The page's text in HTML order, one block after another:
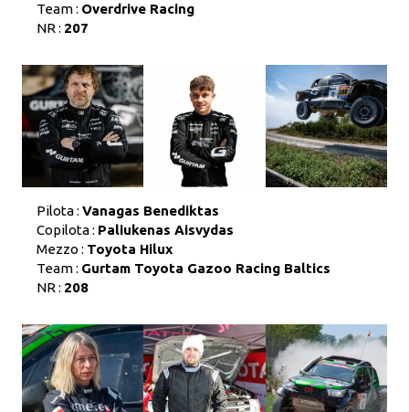
Team : Overdrive Racing
NR : 207
Pilota : Vanagas Benediktas
Copilota : Paliukenas Aisvydas
Mezzo : Toyota Hilux
Team : Gurtam Toyota Gazoo Racing Baltics
NR : 208